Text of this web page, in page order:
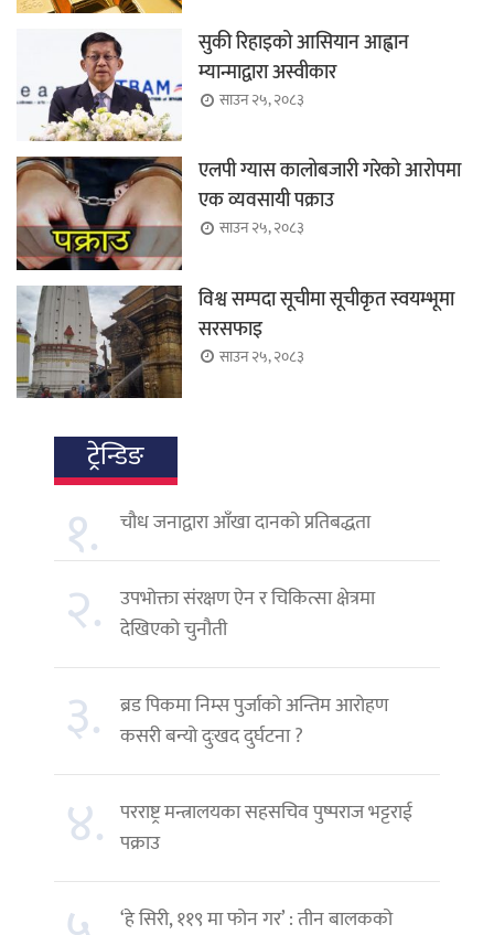
सुकी रिहाइको आसियान आह्वान
म्यान्माद्वारा अस्वीकार
साउन २५, २०८३
एलपी ग्यास कालोबजारी गरेको आरोपमा
एक व्यवसायी पक्राउ
साउन २५, २०८३
विश्व सम्पदा सूचीमा सूचीकृत स्वयम्भूमा
सरसफाइ
साउन २५, २०८३
ट्रेन्डिङ
१. चौध जनाद्वारा आँखा दानको प्रतिबद्धता
२. उपभोक्ता संरक्षण ऐन र चिकित्सा क्षेत्रमा
देखिएको चुनौती
३.
ब्रड पिकमा निम्स पुर्जाको अन्तिम आरोहण
कसरी बन्यो दुःखद दुर्घटना ?
४. परराष्ट्र मन्त्रालयका सहसचिव पुष्पराज भट्टराई
पक्राउ
‘हे सिरी, ११९ मा फोन गर’ : तीन बालकको